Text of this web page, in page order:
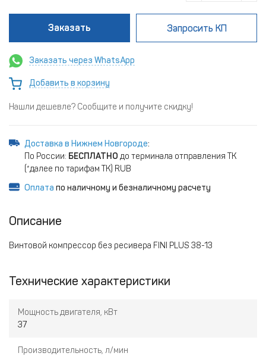
Заказать Запросить КП
Заказать через WhatsApp
Добавить в корзину
Нашли дешевле? Сообщите и получите скидку!
Доставка в Нижнем Новгороде:
По России: БЕСПЛАТНО до терминала отправления ТК
(*далее по тарифам ТК) RUB
Оплата по наличному и безналичному расчету
Описание
Винтовой компрессор без ресивера FINI PLUS 38-13
Технические характеристики
Мощность двигателя, кВт
37
Производительность, л/мин